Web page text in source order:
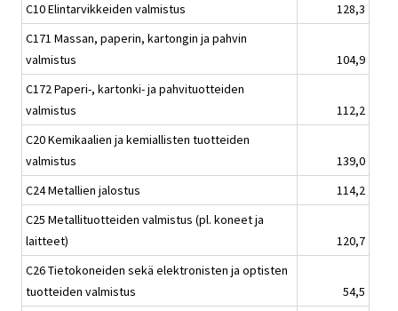
C10 Elintarvikkeiden valmistus
128,3
C171 Massan, paperin, kartongin ja pahvin
valmistus
104,9
C172 Paperi-, kartonki- ja pahvituotteiden
valmistus
112,2
C20 Kemikaalien ja kemiallisten tuotteiden
valmistus
139,0
C24 Metallien jalostus
114,2
C25 Metallituotteiden valmistus (pl. koneet ja
laitteet)
120,7
C26 Tietokoneiden sekä elektronisten ja optisten
tuotteiden valmistus
54,5